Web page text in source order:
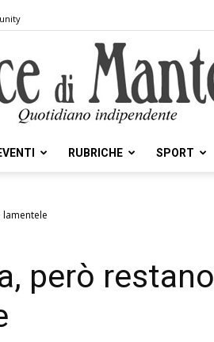
Voce
RUBRICHE SPORT
lamentele
però restano